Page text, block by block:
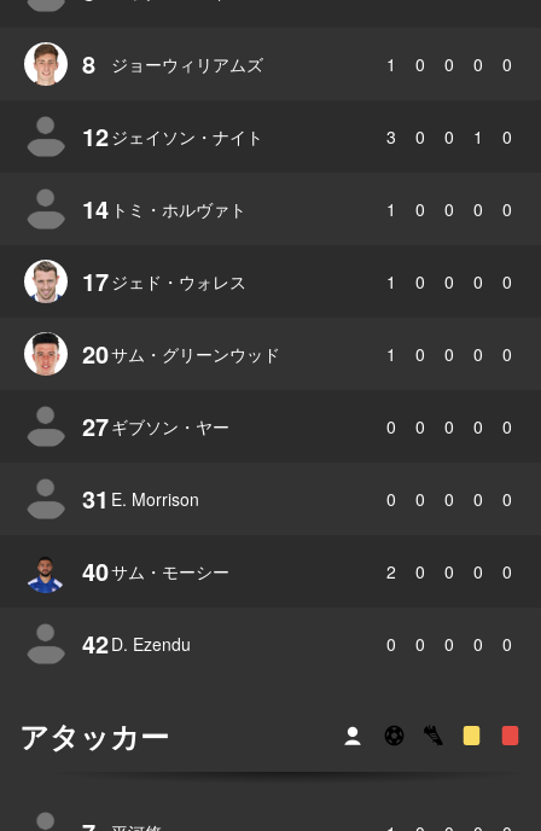
8 ジョーウィリアムズ 1 0 0 0 0
12ジェイソン・ナイト 3 0 0 1 0
14 トミ・ホルヴァト 1 0 0 0 0
17ジェド・ウォレス 1 0 0 0 0
20サム・グリーンウッド 1 0 0 0 0
27ギブソン・ヤー 0 0 0 0 0
31 E. Morrison 0 0 0 0 0
40サム・モーシー 2 0 0 0 0
42D. Ezendu 0 0 0 0 0
アタッカー